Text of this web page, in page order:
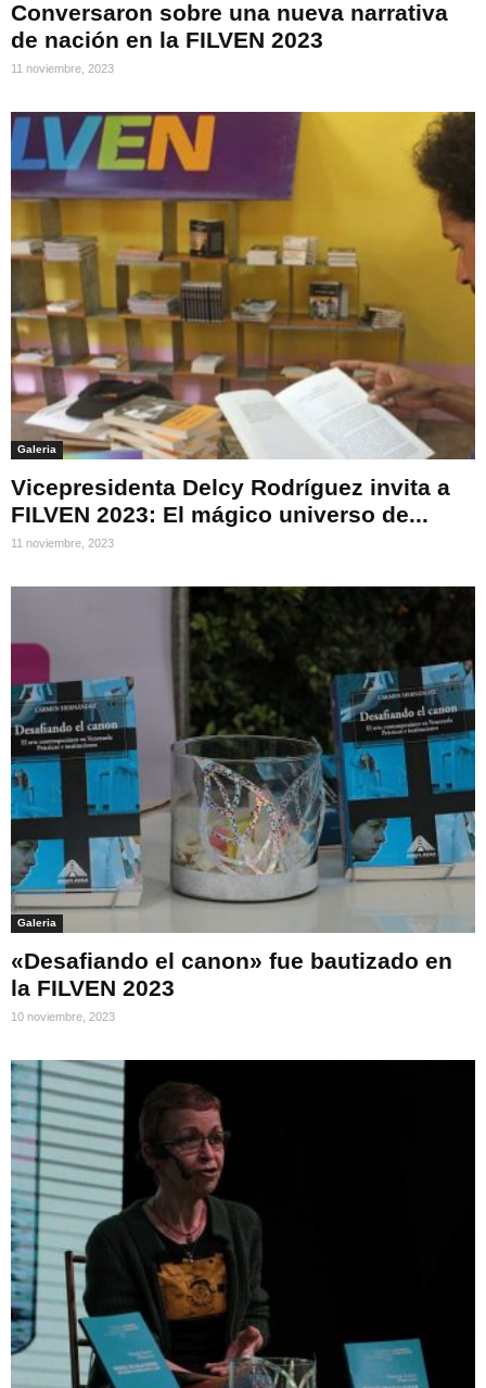
Conversaron sobre una nueva narrativa
de nación en la FILVEN 2023
11 noviembre, 2023
Galeria
Vicepresidenta Delcy Rodríguez invita a
FILVEN 2023: El mágico universo de...
11 noviembre, 2023
Galeria
«Desafiando el canon» fue bautizado en
la FILVEN 2023
10 noviembre, 2023